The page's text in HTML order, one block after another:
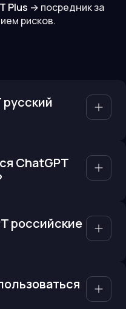
Plus → посредник за
рисков.
ChatGPT
российские